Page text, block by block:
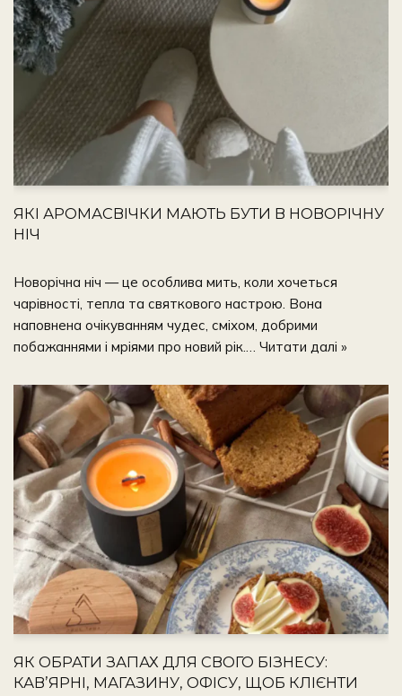
ЯКІ АРОМАСВІЧКИ МАЮТЬ БУТИ В НОВОРІЧНУ
НІЧ
Новорічна ніч — це особлива мить, коли хочеться
чарівності, тепла та святкового настрою. Вона
наповнена очікуванням чудес, сміхом, добрими
побажаннями і мріями про новий рік.… Читати далі »
ЯК ОБРАТИ ЗАПАХ ДЛЯ СВОГО БІЗНЕСУ:
КАВ’ЯРНІ, МАГАЗИНУ, ОФІСУ, ЩОБ КЛІЄНТИ